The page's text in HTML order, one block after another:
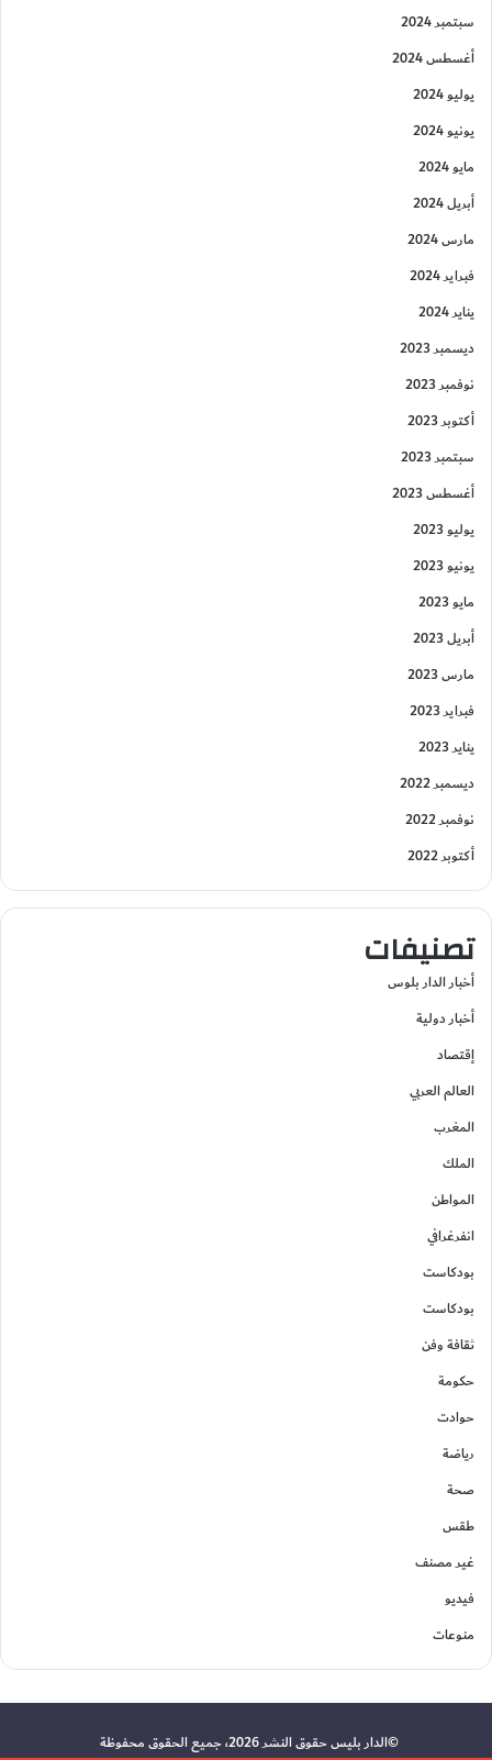
سبتمبر 2024
أغسطس 2024
يوليو 2024
يونيو 2024
مايو 2024
أبريل 2024
مارس 2024
فبراير 2024
يناير 2024
ديسمبر 2023
نوفمبر 2023
أكتوبر 2023
سبتمبر 2023
أغسطس 2023
يوليو 2023
يونيو 2023
مايو 2023
أبريل 2023
مارس 2023
فبراير 2023
يناير 2023
ديسمبر 2022
نوفمبر 2022
أكتوبر 2022
تصنيفات
أخبار الدار بلوس
أخبار دولية
إقتصاد
العالم العربي
المغرب
الملك
المواطن
انفرغرافي
بودكاست
بودكاست
ثقافة وفن
حكومة
حوادت
رياضة
صحة
طقس
غير مصنف
فيديو
منوعات
©الدار بليس حقوق النشر 2026، جميع الحقوق محفوظة